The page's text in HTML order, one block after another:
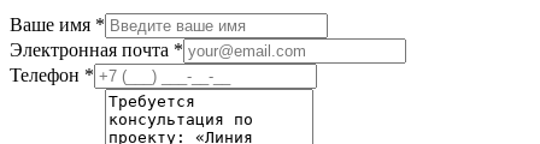
Ваше имя *
Электронная почта *
Телефон *